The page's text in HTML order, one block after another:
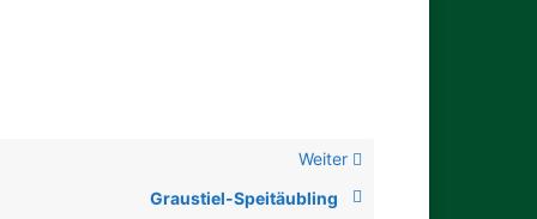
Weiter
Graustiel-Speitäubling